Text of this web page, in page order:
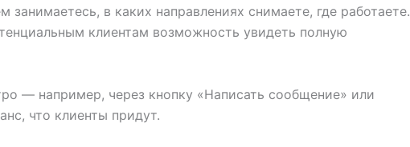
в каких направлениях снимаете, где работаете.
клиентам возможность увидеть полную
— например, через кнопку «Написать сообщение» или
что клиенты придут.